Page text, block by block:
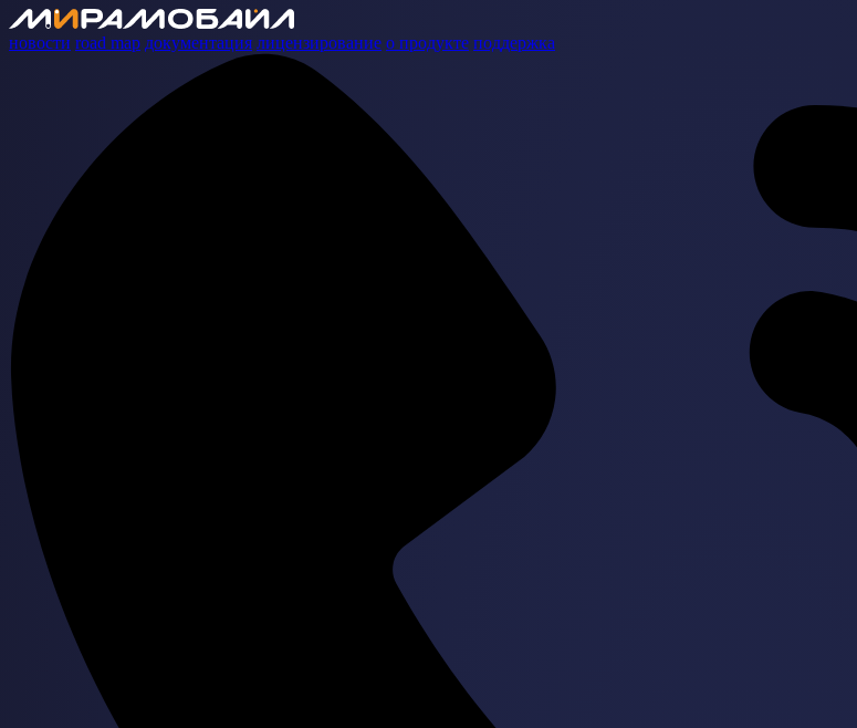
новости road map документация лицензирование о продукте поддержка